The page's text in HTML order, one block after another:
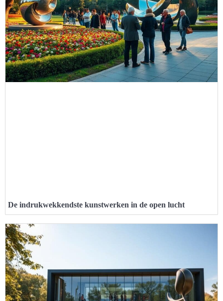
De indrukwekkendste kunstwerken in de open lucht